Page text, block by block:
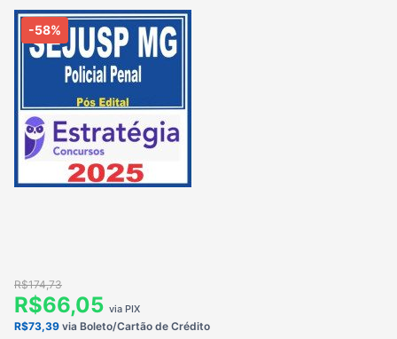
-58%
R$174,73
R$66,05 via PIX
R$73,39 via Boleto/Cartão de Crédito